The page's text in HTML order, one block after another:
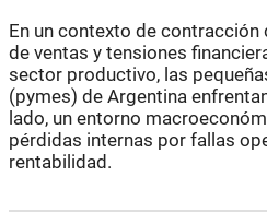
En un contexto de contracción
de ventas y tensiones
sector productivo, las
(pymes) de Argentina
lado, un entorno
pérdidas internas por fallas
rentabilidad.